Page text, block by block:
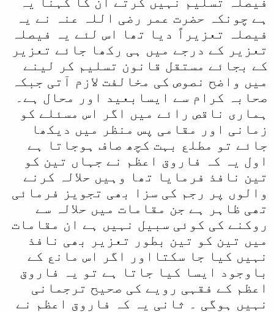
ہے چونکہ حضرت عمر رضی اللہ عنہ نے یہ
فیصلہ تعزیراً دیا تھا اس لئے یہ فیصلہ
تعزیر کے درجے میں ہی رکھا جائے تعزیر
کے بجائے مستقل قانون تسلیم کر لینے
میں واضح نصوص کی مخالفت لازم آتی جبکہ
صحابہ کرام سے ایسابعید اور محال ہے۔
ہماری ناقص رائے میں اگر اس مسئلے کو
زمانی اور مقامی پس منظر میں دیکھا
جائے تو مطلع بہت کچھ صاف ہوجاتا ہے
اول یہ کہ فاروق اعظم نے جہاں تین کو
تین نافذ فرمایا تھا وہیں حلالہ کرنے
والوں پر رجم کی سزا بھی تجویز فرمائی
تھی ظاہر ہے جن مقامات میں حلالہ سے
روکنے کی کوئی سبیل نہیں ہے ان مقامات
میں تین کو تین بطور تعزیر بھی نافذ
نہیں کیا جا سکتااور اگر اس مانع کے
باوجود ایسا کیا جاتا ہے تو یہ فاروق
اعظم کے فقہی رویے کی صحیح ترجمانی
نہیں ہوگی ۔ ثانی یہ کہ فاروق اعظم نے